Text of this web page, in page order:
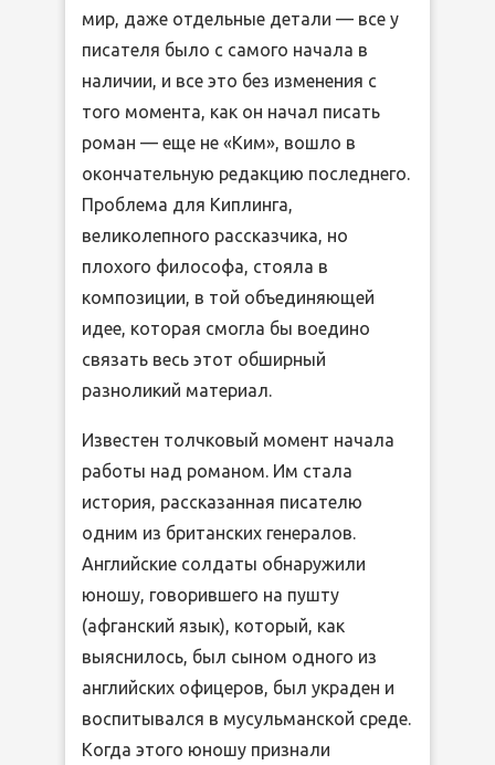
мир, даже отдельные детали — все у
писателя было с самого начала в
наличии, и все это без изменения с
того момента, как он начал писать
роман — еще не «Ким», вошло в
окончательную редакцию последнего.
Проблема для Киплинга,
великолепного рассказчика, но
плохого философа, стояла в
композиции, в той объединяющей
идее, которая смогла бы воедино
связать весь этот обширный
разноликий материал.
Известен толчковый момент начала
работы над романом. Им стала
история, рассказанная писателю
одним из британских генералов.
Английские солдаты обнаружили
юношу, говорившего на пушту
(афганский язык), который, как
выяснилось, был сыном одного из
английских офицеров, был украден и
воспитывался в мусульманской среде.
Когда этого юношу признали